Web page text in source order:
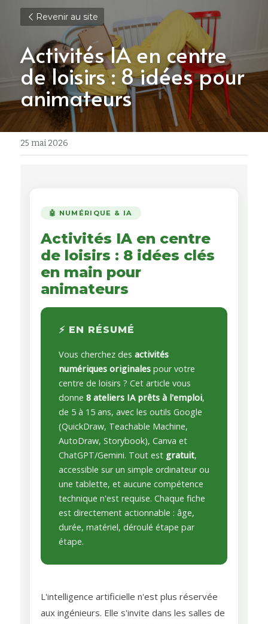
Revenir au site
Activités IA en centre
de loisirs : 8 idées pour
animateurs
25 mai 2026